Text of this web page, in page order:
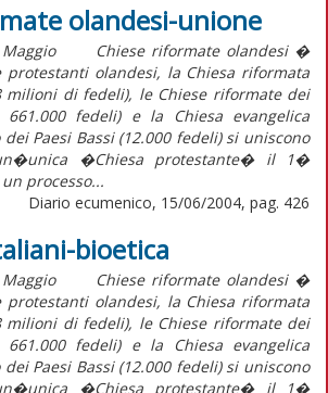
olandesi-unione
Maggio Chiese riformate olandesi �
protestanti olandesi, la Chiesa riformata
milioni di fedeli), le Chiese riformate dei
661.000 fedeli) e la Chiesa evangelica
Paesi Bassi (12.000 fedeli) si uniscono
�Chiesa protestante� il 1�
processo...
Diario ecumenico, 15/06/2004, pag. 426
bioetica
Maggio Chiese riformate olandesi �
protestanti olandesi, la Chiesa riformata
milioni di fedeli), le Chiese riformate dei
661.000 fedeli) e la Chiesa evangelica
Paesi Bassi (12.000 fedeli) si uniscono
�Chiesa protestante� il 1�